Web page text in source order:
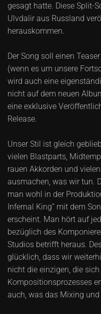
gesagt hatte. Diese Split-
Ulvdalir aus Russland
herauskommen.
Der Song soll einen
(wenn es um unsere
wird auch eine
nicht auf dem neuen
eine exklusive
Release.
Unser Stil ist gleich
vielen Blastparts,
rauen Akkorden und
ausmachen, was wir tun.
man wohl in der
Infernal King“ mit dem
erscheint. Man hört auf
bezüglich des
Studios betrifft heraus.
glücklich, dass wir
nicht die einzigen, die
Kompositionsprozesses
auch, was das Mixing